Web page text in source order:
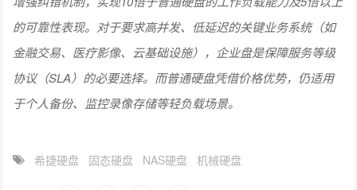
的可靠性表现。对于要求高并发、低延迟的关键业务系统（如
金融交易、医疗影像、云基础设施），企业盘是保障服务等级
协议（SLA）的必要选择。而普通硬盘凭借价格优势，仍适用
于个人备份、监控录像存储等轻负载场景。
希捷硬盘 固态硬盘 NAS硬盘 机械硬盘